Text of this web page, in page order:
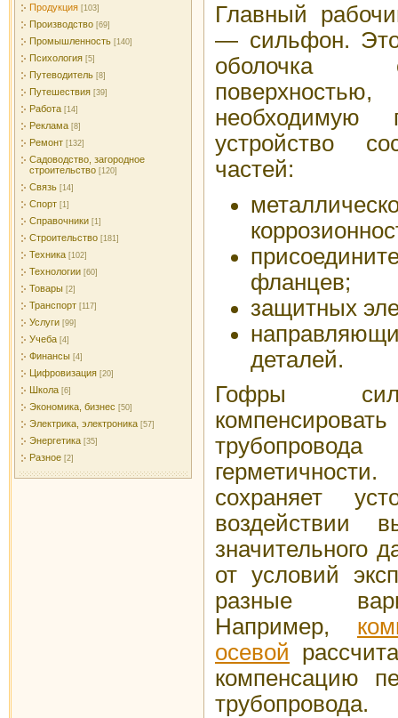
Продукция [103]
Производство [69]
Промышленность [140]
Психология [5]
Путеводитель [8]
Путешествия [39]
Работа [14]
Реклама [8]
Ремонт [132]
Садоводство, загородное
строительство [120]
Связь [14]
Спорт [1]
Справочники [1]
Строительство [181]
Техника [102]
Технологии [60]
Товары [2]
Транспорт [117]
Услуги [99]
Учеба [4]
Финансы [4]
Цифровизация [20]
Школа [6]
Экономика, бизнес [50]
Электрика, электроника [57]
Энергетика [35]
Разное [2]
Главный
— сильфон. Это
оболочка
поверхностью,
необходимую
устройство
частей:
фланцев;
защитных
деталей.
Гофры
сохраняет
воздействии
значительного
от условий
разные
Например,
осевой
компенсацию
трубопровода.